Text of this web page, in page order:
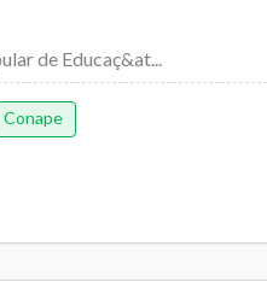
de Educaç&at...
Conape